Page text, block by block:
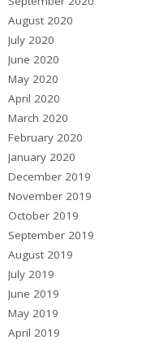
August 2020
July 2020
June 2020
May 2020
April 2020
March 2020
February 2020
January 2020
December 2019
November 2019
October 2019
September 2019
August 2019
July 2019
June 2019
May 2019
April 2019